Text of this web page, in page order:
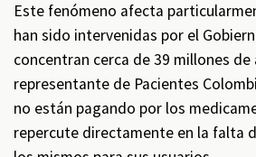
Este fenómeno afecta
han sido intervenidas por el
concentran cerca de 39 millones
representante de Pacientes
no están pagando por los
repercute directamente en la falta